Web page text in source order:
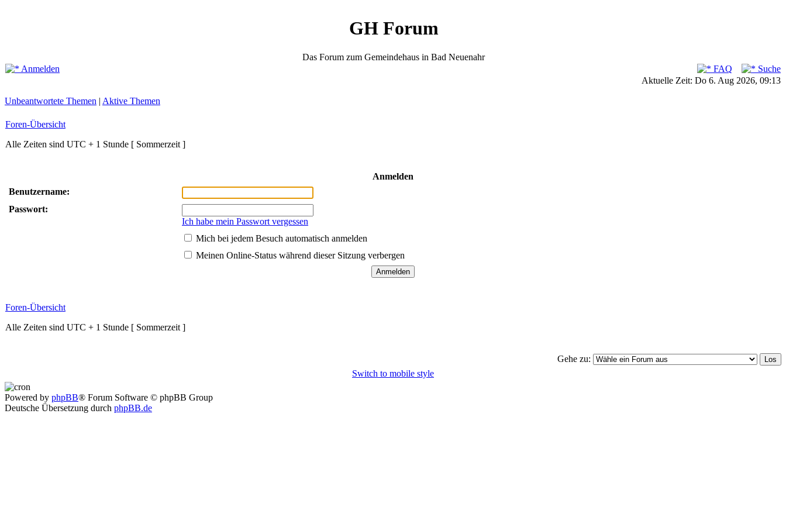
GH Forum
Das Forum zum Gemeindehaus in Bad Neuenahr
Anmelden
FAQ
Suche
Aktuelle Zeit: Do 6. Aug 2026, 09:13
Unbeantwortete Themen | Aktive Themen
Foren-Übersicht
Alle Zeiten sind UTC + 1 Stunde [ Sommerzeit ]
Anmelden
Benutzername:
Passwort:
Ich habe mein Passwort vergessen
Mich bei jedem Besuch automatisch anmelden
Meinen Online-Status während dieser Sitzung verbergen
Foren-Übersicht
Alle Zeiten sind UTC + 1 Stunde [ Sommerzeit ]
Gehe zu:
Switch to mobile style
Powered by phpBB® Forum Software © phpBB Group
Deutsche Übersetzung durch phpBB.de